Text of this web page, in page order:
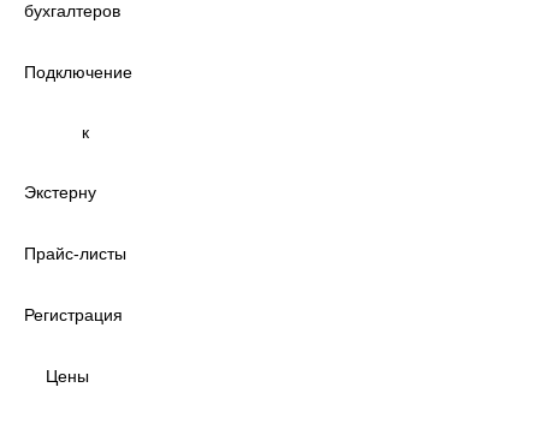
бухгалтеров
Подключение
к
Экстерну
Прайс‑листы
Регистрация
Цены